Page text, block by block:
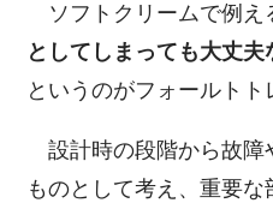
ソフトクリームで例え
としてしまっても大丈夫
というのがフォールトト
設計時の段階から故障
ものとして考え、重要